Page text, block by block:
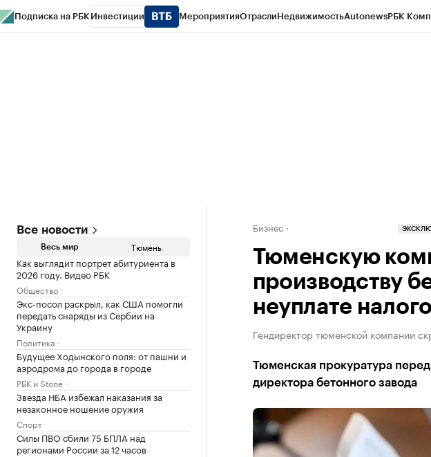
Подписка на РБК Инвестиции МероприятияОтраслиНедвижимостьAutonewsРБК
Все новости
Весь мир Тюмень
Как выглядит портрет абитуриента в
2026 году. Видео РБК
Общество
Экс-посол раскрыл, как США помогли
передать снаряды из Сербии на
Украину
Политика
Будущее Ходынского поля: от пашни и
аэродрома до города в городе
РБК и Stone
Звезда НБА избежал наказания за
незаконное ношение оружия
Спорт
Силы ПВО сбили 75 БПЛА над
регионами России за 12 часов
Бизнес
Тюменскую
производству
неуплате
Гендиректор тюменской компании
Тюменская прокуратура
директора бетонного завода